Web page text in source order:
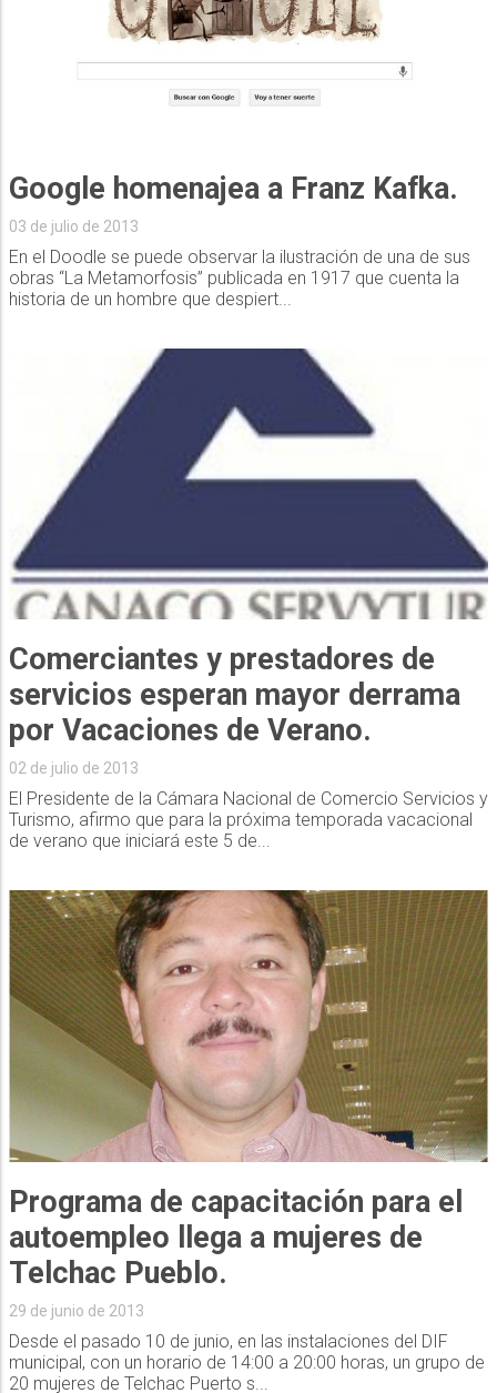
Google homenajea a Franz Kafka.
03 de julio de 2013
En el Doodle se puede observar la ilustración de una de sus
obras “La Metamorfosis” publicada en 1917 que cuenta la
historia de un hombre que despiert...
Comerciantes y prestadores de
servicios esperan mayor derrama
por Vacaciones de Verano.
02 de julio de 2013
El Presidente de la Cámara Nacional de Comercio Servicios y
Turismo, afirmo que para la próxima temporada vacacional
de verano que iniciará este 5 de...
Programa de capacitación para el
autoempleo llega a mujeres de
Telchac Pueblo.
29 de junio de 2013
Desde el pasado 10 de junio, en las instalaciones del DIF
municipal, con un horario de 14:00 a 20:00 horas, un grupo de
20 mujeres de Telchac Puerto s...